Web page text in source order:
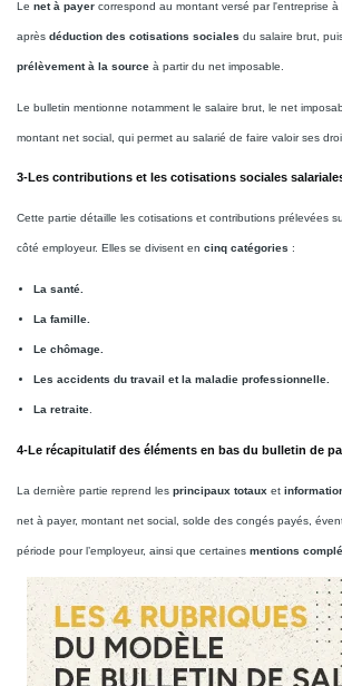
Le net à payer correspond au montant versé par l'entreprise
après déduction des cotisations sociales du salaire brut,
prélèvement à la source à partir du net imposable.
Le bulletin mentionne notamment le salaire brut, le net
montant net social, qui permet au salarié de faire valoir ses
3-Les contributions et les cotisations sociales
Cette partie détaille les cotisations et contributions prélevées
côté employeur. Elles se divisent en cinq catégories :
La santé.
La famille.
Le chômage.
Les accidents du travail et la maladie professionnelle.
La retraite.
4-Le récapitulatif des éléments en bas du bulletin de
La dernière partie reprend les principaux totaux et
net à payer, montant net social, solde des congés payés,
période pour l’employeur, ainsi que certaines mentions